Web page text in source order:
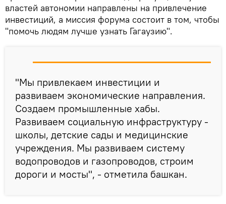
властей автономии направлены на привлечение
инвестиций, а миссия форума состоит в том, чтобы
"помочь людям лучше узнать Гагаузию".
"Мы привлекаем инвестиции и
развиваем экономические направления.
Создаем промышленные хабы.
Развиваем социальную инфраструктуру -
школы, детские сады и медицинские
учреждения. Мы развиваем систему
водопроводов и газопроводов, строим
дороги и мосты", - отметила башкан.